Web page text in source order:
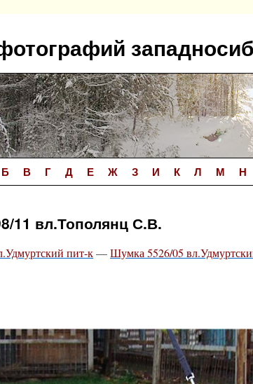
Б В Г Д Е Ж З И К Л М Н
11 вл.Тополянц С.В.
пит-к—Шумка 5526/05